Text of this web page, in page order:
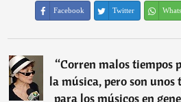
Facebook Twitter
“Corren malos tiempos
la música, pero son unos
para los músicos en